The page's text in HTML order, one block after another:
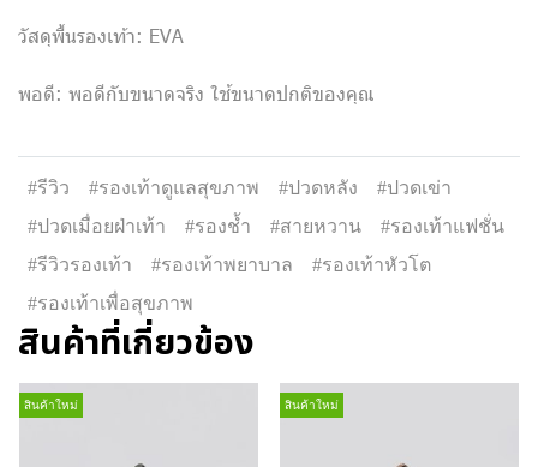
วัสดุพื้นรองเท้า: EVA
พอดี: พอดีกับขนาดจริง ใช้ขนาดปกติของคุณ
#รีวิว #รองเท้าดูแลสุขภาพ #ปวดหลัง
#ปวดเข่า
#ปวดเมื่อยฝ่าเท้า
#รองช้ำ #สายหวาน
#รองเท้าแฟชั่น
#รีวิวรองเท้า
#รองเท้าพยาบาล
#รองเท้าหัวโต
#รองเท้าเพื่อสุขภาพ
สินค้าที่เกี่ยวข้อง
สินค้าใหม่ สินค้าใหม่